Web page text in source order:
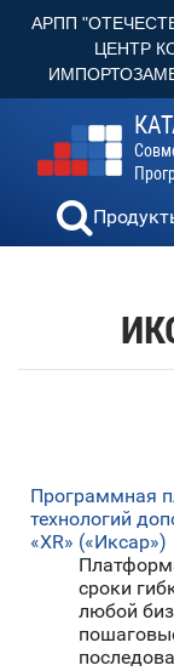
АРПП
ЦЕНТР
Программная
технологий
«XR» («Иксар»)
сроки
любой